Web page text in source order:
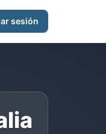
sesión